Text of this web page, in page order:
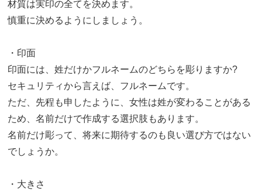
材質は実印の全てを決めます。
慎重に決めるようにしましょう。
・ 印面
印面には、姓だけかフルネームのどちらを彫りますか?
セキュリティから言えば、フルネームです。
ただ、先程も申したように、女性は姓が変わることがある
ため、名前だけで作成する選択肢もあります。
名前だけ彫って、将来に期待するのも良い選び方ではない
でしょうか。
・大きさ